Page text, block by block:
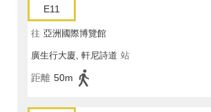
E11
往 亞洲國際博覽館
廣生行大廈, 軒尼詩道 站
距離 50m